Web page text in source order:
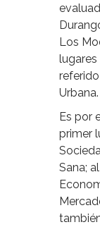
Los
lugares
Urbana.
Es por
primer
Sana;